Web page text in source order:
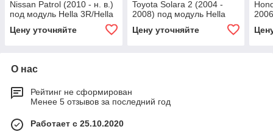
Nissan Patrol (2010 - н. в.)
под модуль Hella 3R/Hella
Цену уточняйте
Toyota Solara 2 (2004 -
2008) под модуль Hella
3R/Hella 3 (Комплект, 2шт)
Цену уточняйте
2шт)
О нас
Рейтинг не сформирован
Менее 5 отзывов за последний год
Работает с 25.10.2020